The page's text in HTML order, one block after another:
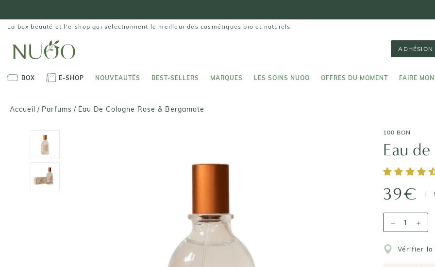
contenu
La box beauté et l'e-shop qui sélectionnent le meilleur des cosmétiques bio et naturels.
BOX
E-SHOP
NOUVEAUTÉS
BEST-SELLERS
MARQUES
LES SOINS NUOO
OFFRES DU MOMENT
FAIRE
Accueil / Parfums / Eau De Cologne Rose & Bergamote
100 BON
Eau
39€ |
Vérifier